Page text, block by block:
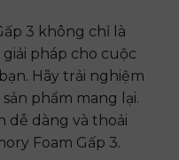
3 không chỉ là
pháp cho cuộc
Hãy trải nghiệm
phẩm mang lại.
dễ dàng và thoải
Foam Gấp 3.